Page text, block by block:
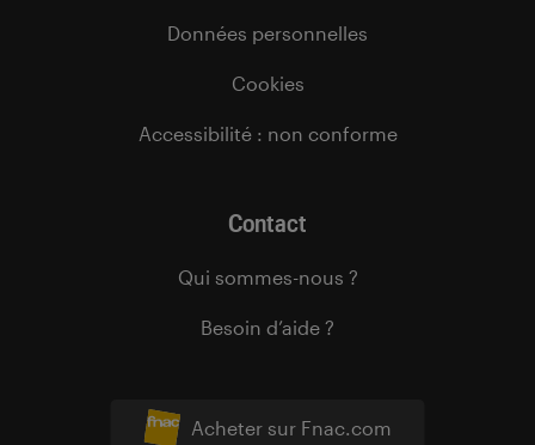
Acheter sur Fnac.com
Données personnelles
Cookies
Accessibilité : non conforme
Contact
Qui sommes-nous ?
Besoin d’aide ?